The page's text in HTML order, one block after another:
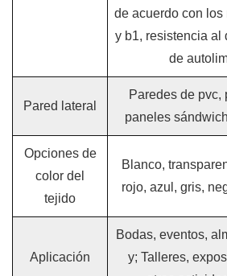
de acuerdo con
y b1, resistencia al
de
Pared lateral
Paredes de pvc,
paneles
Opciones de
color del
tejido
Blanco,
rojo, azul, gris,
Aplicación
Bodas, eventos,
y; Talleres,